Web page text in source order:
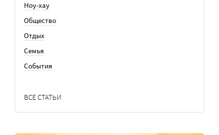
Ноу-хау
Общество
Отдых
Семья
События
ВСЕ СТАТЬИ